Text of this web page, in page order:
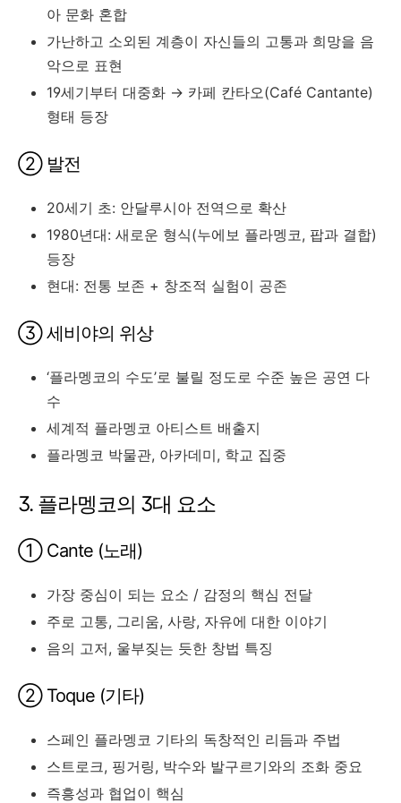
아 문화 혼합
가난하고 소외된 계층이 자신들의 고통과 희망을 음
악으로 표현
19세기부터 대중화 → 카페 칸타오(Café Cantante)
형태 등장
② 발전
20세기 초: 안달루시아 전역으로 확산
1980년대: 새로운 형식(누에보 플라멩코, 팝과 결합)
등장
현대: 전통 보존 + 창조적 실험이 공존
③ 세비야의 위상
‘플라멩코의 수도’로 불릴 정도로 수준 높은 공연 다
수
세계적 플라멩코 아티스트 배출지
플라멩코 박물관, 아카데미, 학교 집중
3. 플라멩코의 3대 요소
① Cante (노래)
가장 중심이 되는 요소 / 감정의 핵심 전달
주로 고통, 그리움, 사랑, 자유에 대한 이야기
음의 고저, 울부짖는 듯한 창법 특징
② Toque (기타)
스페인 플라멩코 기타의 독창적인 리듬과 주법
스트로크, 핑거링, 박수와 발구르기와의 조화 중요
즉흥성과 협업이 핵심